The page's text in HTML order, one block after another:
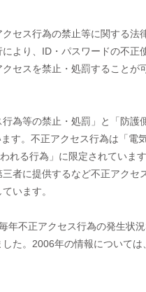
セス行為の禁止等に関する法
より、ID・パスワードの不正
セスを禁止・処罰することが
為等の禁止・処罰」と「防護
す。不正アクセス行為は「電
れる行為」に限定されていま
者に提供するなど不正アクセ
います。
年不正アクセス行為の発生状
た。2006年の情報については